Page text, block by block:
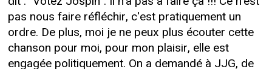
pas nous faire réfléchir, c'est pratiquement un
ordre. De plus, moi je ne peux plus écouter cette
chanson pour moi, pour mon plaisir, elle est
engagée politiquement. On a demandé à JJG, de